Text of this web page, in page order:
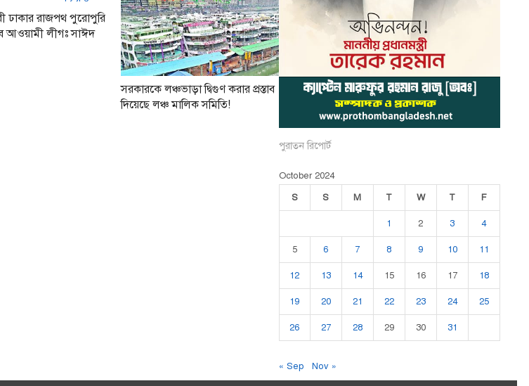
ঢাকার রাজপথ পুরোপুরি
আওয়ামী লীগঃ সাঈদ
সরকারকে লঞ্চভাড়া দ্বিগুণ করার প্রস্তাব
দিয়েছে লঞ্চ মালিক সমিতি!
পুরাতন রিপোর্ট
October 2024
S
S M T W T F
1 2 3 4
5 6 7 8 9 10 11
12 13 14 15 16 17 18
19 20 21 22 23 24 25
26 27 28 29 30 31
« Sep Nov »